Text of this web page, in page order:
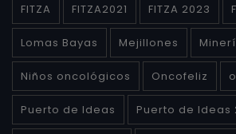
FITZA FITZA2021 FITZA 2023
Lomas Bayas Mejillones
Niños oncológicos Oncofeliz
Puerto de Ideas Puerto de Ideas